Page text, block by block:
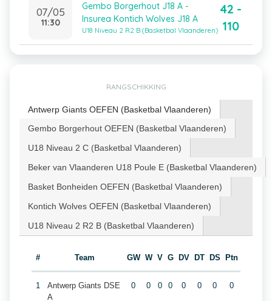
07/05
11:30
Gembo Borgerhout J18 A -
Insurea Kontich Wolves J18 A
U18 Niveau 2 R2 B (Basketbal Vlaanderen)
42 -
110
RANGSCHIKKING
Antwerp Giants OEFEN (Basketbal Vlaanderen)
Gembo Borgerhout OEFEN (Basketbal Vlaanderen)
U18 Niveau 2 C (Basketbal Vlaanderen)
Beker van Vlaanderen U18 Poule E (Basketbal Vlaanderen)
Basket Bonheiden OEFEN (Basketbal Vlaanderen)
Kontich Wolves OEFEN (Basketbal Vlaanderen)
U18 Niveau 2 R2 B (Basketbal Vlaanderen)
# Team GW W V G DV DT DS Ptn
1
Antwerp Giants DSE
A
0 0 0 0 0 0 0 0